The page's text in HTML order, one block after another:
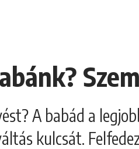
A babád a
kulcsát.